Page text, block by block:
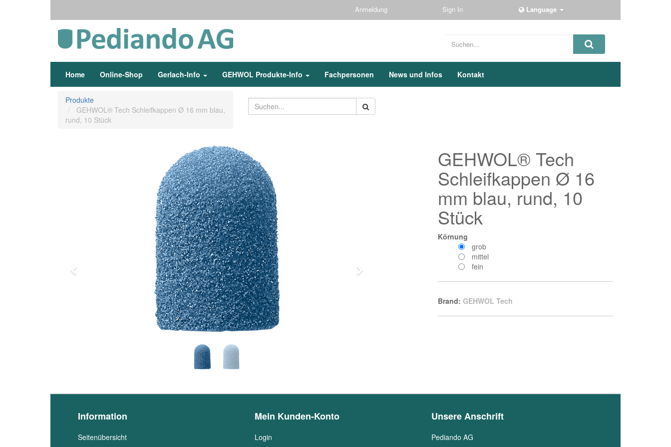
Anmeldung Sign In Language
Home Online-Shop Gerlach-Info GEHWOL Produkte-Info Fachpersonen News und Infos Kontakt
Produkte
GEHWOL® Tech Schleifkappen Ø 16 mm blau,
rund, 10 Stück
Next
GEHWOL® Tech
Schleifkappen Ø 16
mm blau, rund, 10
Stück
Körnung
grob
mittel
fein
Brand:GEHWOL Tech
Information
Seitenübersicht
Mein Kunden-Konto
Login
Unsere Anschrift
Pediando AG